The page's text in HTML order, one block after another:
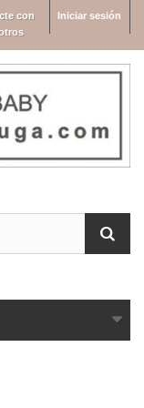
Iniciar sesión
con